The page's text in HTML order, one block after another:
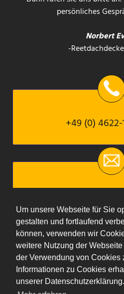
Um unsere Webseite für Sie
gestalten und fortlaufend
können, verwenden wir
weitere Nutzung der
der Verwendung von Cookies
Informationen zu Cookies
unserer Datenschutzerklärung.
persönliches
Norbert
-
+49 (0)
Navigation
überspringen
Historische Freilichtmuseen
Impressum